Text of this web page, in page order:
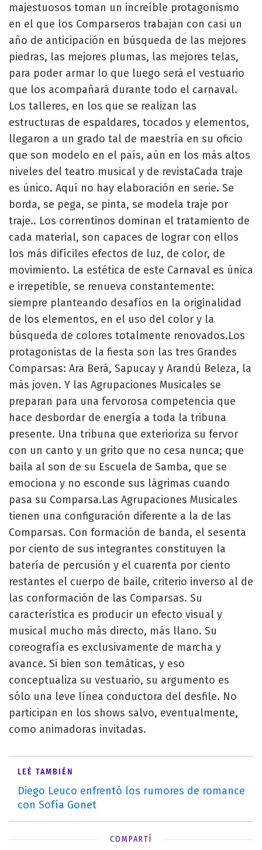
majestuosos toman un increíble protagonismo
en el que los Comparseros trabajan con casi un
año de anticipación en búsqueda de las mejores
piedras, las mejores plumas, las mejores telas,
para poder armar lo que luego será el vestuario
que los acompañará durante todo el carnaval.
Los talleres, en los que se realizan las
estructuras de espaldares, tocados y elementos,
llegaron a un grado tal de maestría en su oficio
que son modelo en el país, aún en los más altos
niveles del teatro musical y de revistaCada traje
es único. Aquí no hay elaboración en serie. Se
borda, se pega, se pinta, se modela traje por
traje.. Los correntinos dominan el tratamiento de
cada material, son capaces de lograr con ellos
los más difíciles efectos de luz, de color, de
movimiento. La estética de este Carnaval es única
e irrepetible, se renueva constantemente:
siempre planteando desafíos en la originalidad
de los elementos, en el uso del color y la
búsqueda de colores totalmente renovados.Los
protagonistas de la fiesta son las tres Grandes
Comparsas: Ara Berá, Sapucay y Arandú Beleza, la
más joven. Y las Agrupaciones Musicales se
preparan para una fervorosa competencia que
hace desbordar de energía a toda la tribuna
presente. Una tribuna que exterioriza su fervor
con un canto y un grito que no cesa nunca; que
baila al son de su Escuela de Samba, que se
emociona y no esconde sus lágrimas cuando
pasa su Comparsa.Las Agrupaciones Musicales
tienen una configuración diferente a la de las
Comparsas. Con formación de banda, el sesenta
por ciento de sus integrantes constituyen la
batería de percusión y el cuarenta por ciento
restantes el cuerpo de baile, criterio inverso al de
las conformación de las Comparsas. Su
característica es producir un efecto visual y
musical mucho más directo, más llano. Su
coreografía es exclusivamente de marcha y
avance. Si bien son temáticas, y eso
conceptualiza su vestuario, su argumento es
sólo una leve línea conductora del desfile. No
participan en los shows salvo, eventualmente,
como animadoras invitadas.
LEÉ TAMBIÉN
Diego Leuco enfrentó los rumores de romance
con Sofía Gonet
COMPARTÍ